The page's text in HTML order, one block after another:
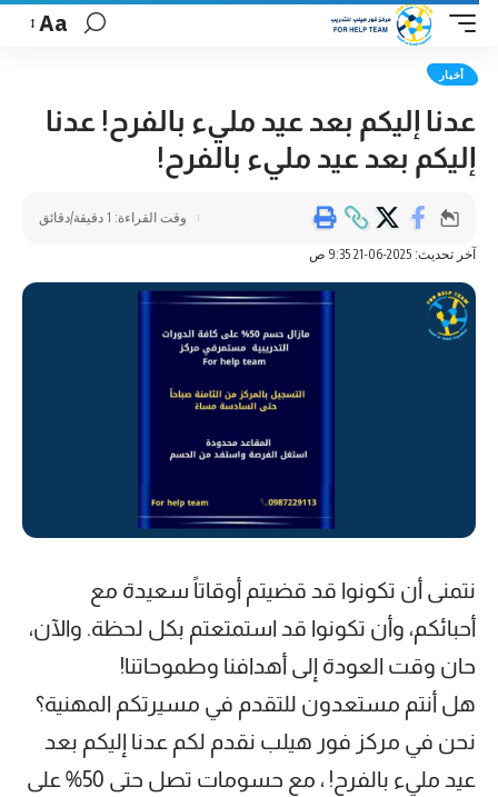
Aa
أخبار
عدنا إليكم بعد عيد مليء بالفرح! عدنا
إليكم بعد عيد مليء بالفرح!
آخر تحديث: 2025-06-21 9:35 ص
وقت القراءة: 1 دقيقة/دقائق
نتمنى أن تكونوا قد قضيتم أوقاتاً سعيدة مع
أحبائكم، وأن تكونوا قد استمتعتم بكل لحظة. والآن،
حان وقت العودة إلى أهدافنا وطموحاتنا!
هل أنتم مستعدون للتقدم في مسيرتكم المهنية؟
نحن في مركز فور هيلب نقدم لكم عدنا إليكم بعد
عيد مليء بالفرح! ، مع حسومات تصل حتى 50% على